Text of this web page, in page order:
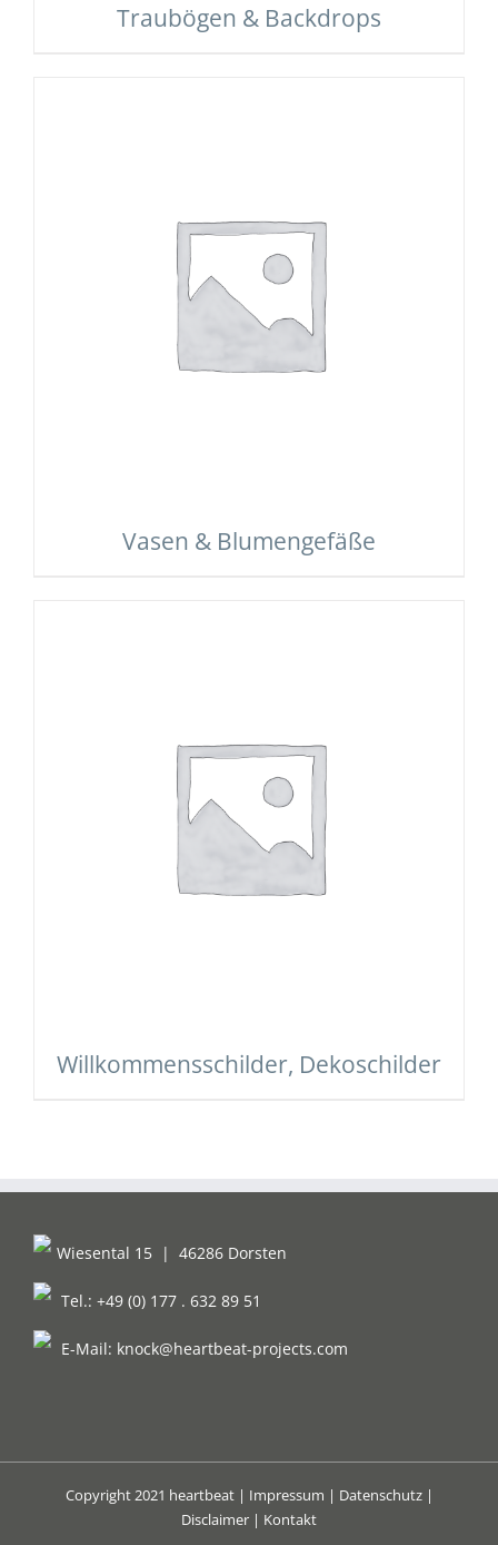
Traubögen & Backdrops
Vasen & Blumengefäße
Willkommensschilder, Dekoschilder
Wiesental 15 | 46286 Dorsten
Tel.: +49 (0) 177 . 632 89 51
E-Mail: knock@heartbeat-projects.com
Copyright 2021 heartbeat | Impressum | Datenschutz|
Disclaimer | Kontakt